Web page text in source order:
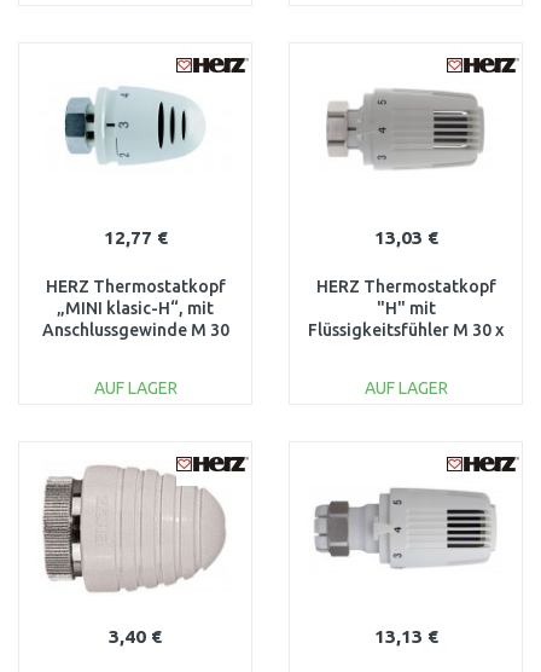
Vergleichen Vergleichen
12,77 €
HERZ Thermostatkopf
„MINI klasic-H“, mit
Anschlussgewinde M 30
AUF LAGER
Vergleichen
13,03 €
HERZ Thermostatkopf
"H" mit
Flüssigkeitsfühler M 30 x
AUF LAGER
Vergleichen
3,40 € 13,13 €